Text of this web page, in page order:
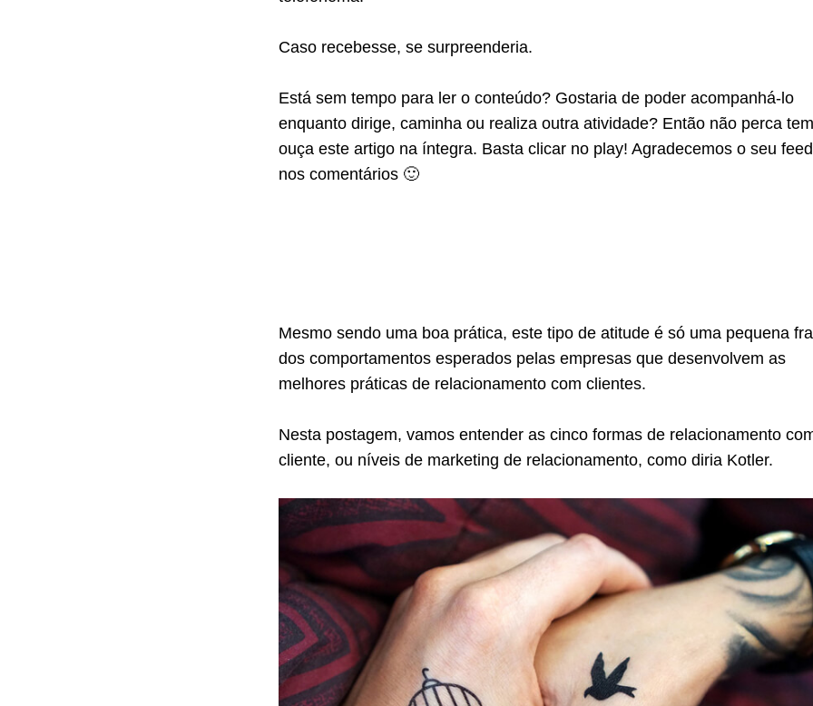
Caso recebesse, se surpreenderia.
Está sem tempo para ler o conteúdo? Gostaria de poder acompanhá-lo
enquanto dirige, caminha ou realiza outra atividade? Então não perca
ouça este artigo na íntegra. Basta clicar no play! Agradecemos o seu
nos comentários 🙂
Mesmo sendo uma boa prática, este tipo de atitude é só uma pequena
dos comportamentos esperados pelas empresas que desenvolvem as
melhores práticas de relacionamento com clientes.
Nesta postagem, vamos entender as cinco formas de relacionamento
cliente, ou níveis de marketing de relacionamento, como diria Kotler.